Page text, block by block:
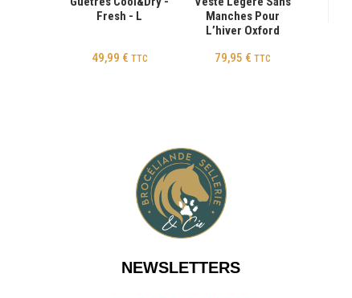
Fresh - L
49,99 € TTC
Manches Pour
L’hiver Oxford
79,95 € TTC
NEWSLETTERS